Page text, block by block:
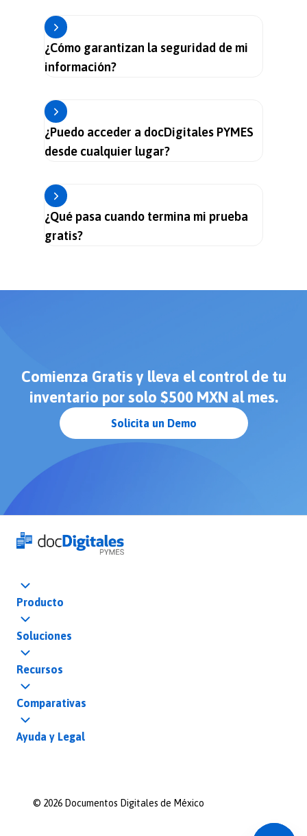
¿Cómo garantizan la seguridad de mi
información?
¿Puedo acceder a docDigitales PYMES
desde cualquier lugar?
¿Qué pasa cuando termina mi prueba
gratis?
Comienza Gratis y lleva el control de tu
inventario por solo $500 MXN al mes.
Solicita un Demo
Producto
Soluciones
Recursos
Comparativas
Ayuda y Legal
© 2026 Documentos Digitales de México